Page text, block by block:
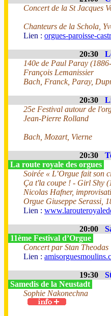
Concert de la St Jacques
Chanteurs de la Schola,
Lien : orgues-paroisse-
20:30
140e de Paul Paray
François Lemanissier
Bach, Franck, Paray,
20:30
25e Festival autour de
Jean-Pierre Rolland
Bach, Mozart, Vierne
20:30
La route royale des orgues
Soirée « L’Orgue fait son
Ça t'la coupe ! - Girl Shy
Nicolas Hafner,
Orgue Giuseppe Serassi,
Lien :
20:00
11ème Festival d’Orgue
Concert par Stan Theodas
Lien :
19:30
Samedis de la Neustadt
Sophie Nakonechna